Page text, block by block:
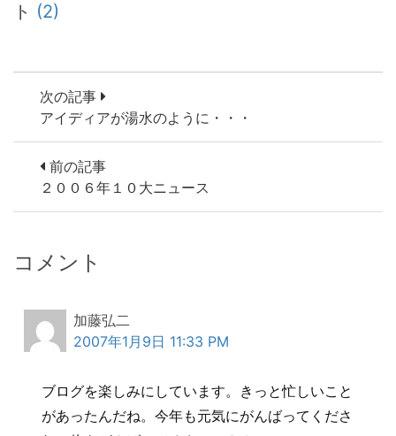
ト (2)
次の記事
アイディアが湯水のように・・・
前の記事
２００６年１０大ニュース
コメント
加藤弘二
2007年1月9日 11:33 PM
ブログを楽しみにしています。きっと忙しいこと
があったんだね。今年も元気にがんばってくださ